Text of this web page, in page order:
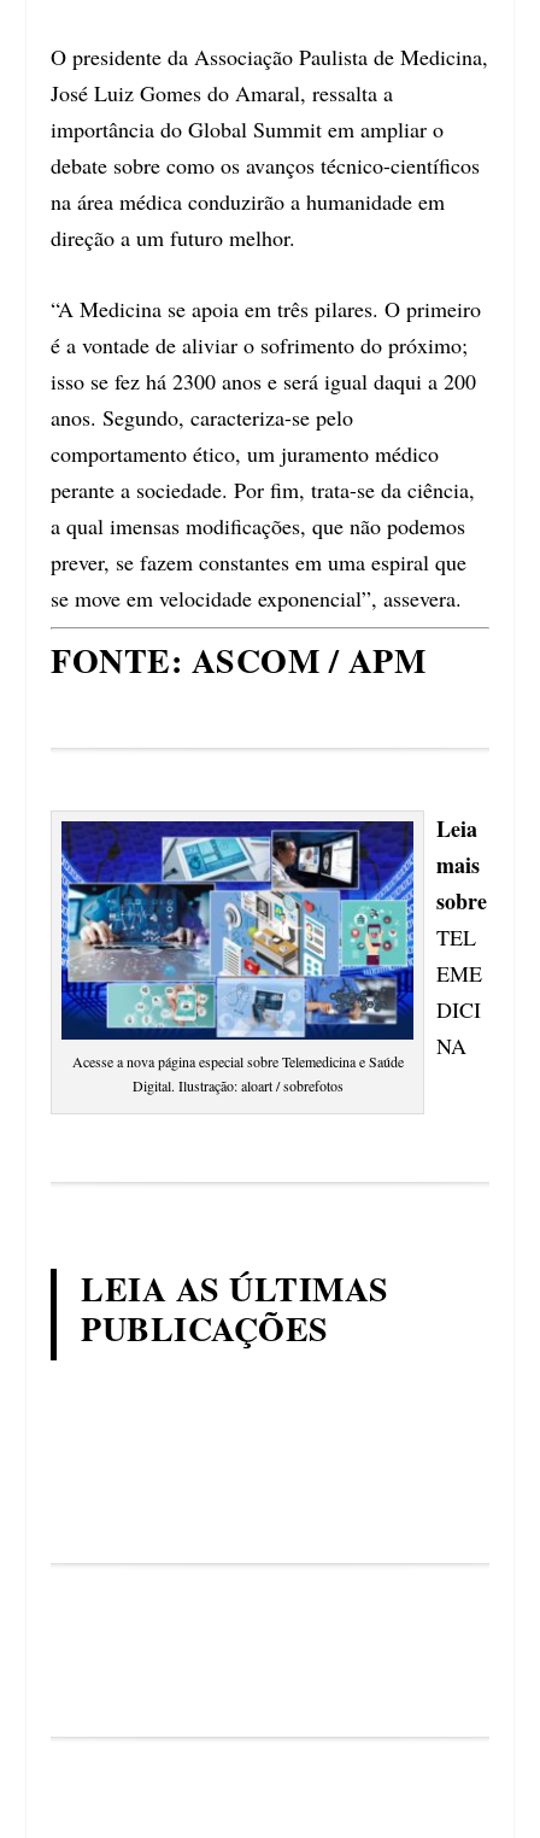
O presidente da Associação Paulista de Medicina,
José Luiz Gomes do Amaral, ressalta a
importância do Global Summit em ampliar o
debate sobre como os avanços técnico-científicos
na área médica conduzirão a humanidade em
direção a um futuro melhor.
“A Medicina se apoia em três pilares. O primeiro
é a vontade de aliviar o sofrimento do próximo;
isso se fez há 2300 anos e será igual daqui a 200
anos. Segundo, caracteriza-se pelo
comportamento ético, um juramento médico
perante a sociedade. Por fim, trata-se da ciência,
a qual imensas modificações, que não podemos
prever, se fazem constantes em uma espiral que
se move em velocidade exponencial”, assevera.
FONTE: ASCOM / APM
Acesse a nova página especial sobre Telemedicina e Saúde
Digital. Ilustração: aloart / sobrefotos
Leia
mais
sobre
TEL
EME
DICI
NA
LEIA AS ÚLTIMAS
PUBLICAÇÕES